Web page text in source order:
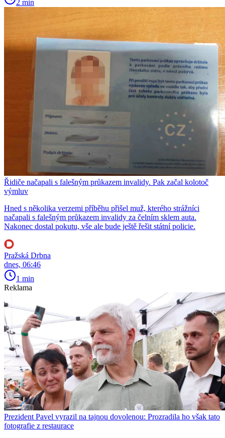
2 min
Řidiče načapali s falešným průkazem invalidy. Pak začal kolotoč
výmluv
Hned s několika verzemi příběhu přišel muž, kterého strážníci
načapali s falešným průkazem invalidy za čelním sklem auta.
Nakonec dostal pokutu, vše ale bude ještě řešit státní policie.
Pražská Drbna
dnes, 06:46
1 min
Reklama
Prezident Pavel vyrazil na tajnou dovolenou: Prozradila ho však tato
fotografie z restaurace